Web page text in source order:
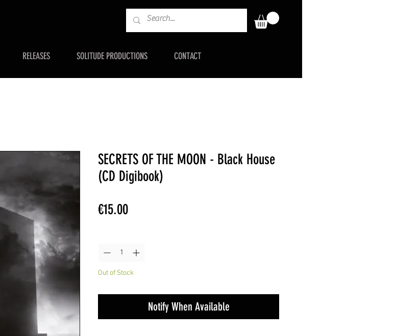
RELEASES SOLITUDE PRODUCTIONS CONTACT
SECRETS OF THE MOON - Black House
(CD Digibook)
€15.00Price
Out of Stock
Notify When Available